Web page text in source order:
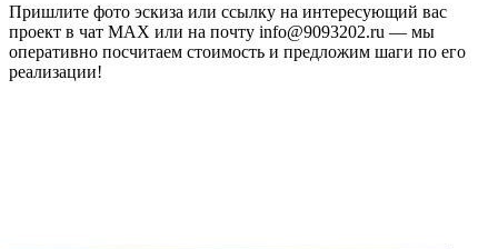
Пришлите фото эскиза или ссылку на интересующий вас
проект в чат MAX или на почту info@9093202.ru — мы
оперативно посчитаем стоимость и предложим шаги по его
реализации!